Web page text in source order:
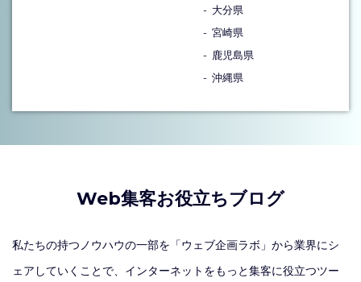
大分県
宮崎県
鹿児島県
沖縄県
Web集客お役立ちブログ
私たちの持つノウハウの一部を「ウェブ企画ラボ」から業界にシ
ェアしていくことで、インターネットをもっと集客に役立つツー